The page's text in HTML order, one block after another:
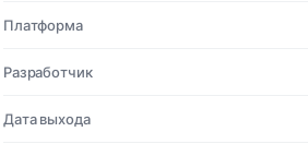
Платформа
Разработчик
Дата выхода